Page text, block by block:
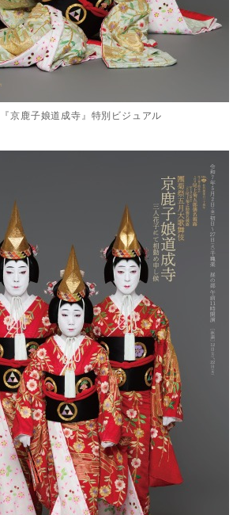
京鹿子娘道成寺』特別ビジュアル